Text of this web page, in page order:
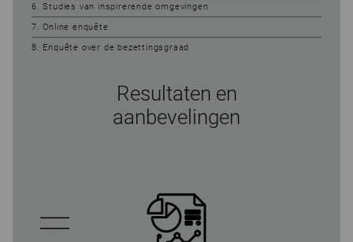
6. Studies van inspirerende omgevingen
7. Online enquête
8. Enquête over de bezettingsgraad
Resultaten en
aanbevelingen